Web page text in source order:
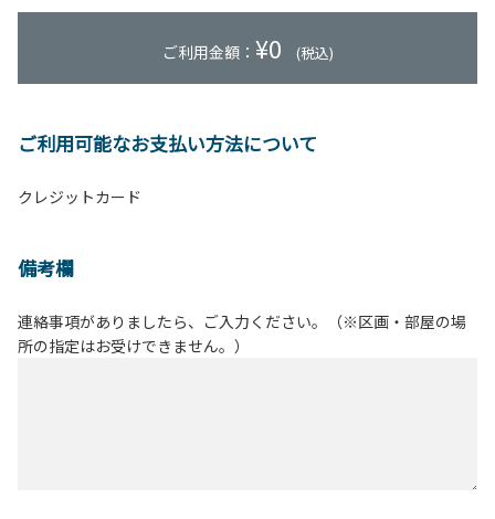
ご利用金額： ¥0 (税込)
ご利用可能なお支払い方法について
クレジットカード
備考欄
連絡事項がありましたら、ご入力ください。（※区画・部屋の場
所の指定はお受けできません。）